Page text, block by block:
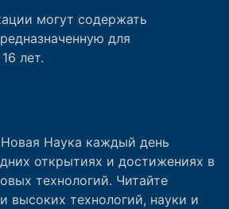
могут содержать
для
лет.
Наука каждый день
открытиях и достижениях в
технологий. Читайте
высоких технологий, науки и